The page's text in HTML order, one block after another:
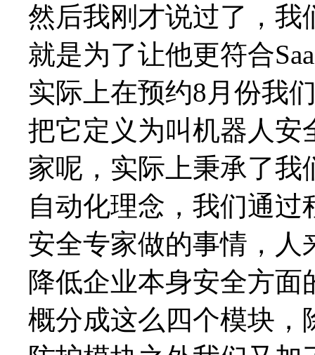
然后我刚才说过了，我
就是为了让他更符合
实际上在预约8月份我
把它定义为叫机器人安
家呢，实际上秉承了
自动化理念，我们通
安全专家做的事情，人
降低企业本身安全方
概分成这么四个模块，